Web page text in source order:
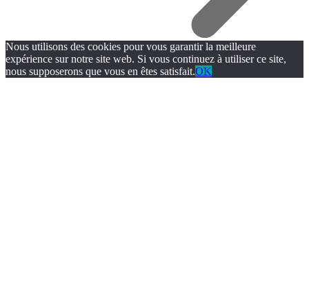
Nous utilisons des cookies pour vous garantir la meilleure
expérience sur notre site web. Si vous continuez à utiliser ce site,
nous supposerons que vous en êtes satisfait.OK